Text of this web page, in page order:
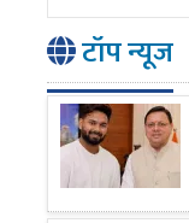
टॉप न्यूज